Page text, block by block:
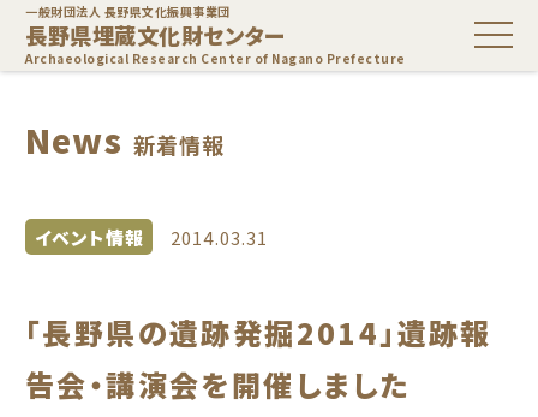
一般財団法人 長野県文化振興事業団
長野県埋蔵文化財センター
Archaeological Research Center of Nagano Prefecture
News 新着情報
イベント情報 2014.03.31
「長野県の遺跡発掘2014」遺跡報
告会・講演会を開催しました